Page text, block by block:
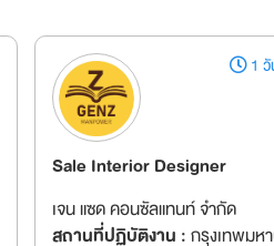
1 วั
Sale Interior Designer
เจน แซด คอนซัลแทนท์ จำกัด
สถานที่ปฏิบัติงาน :กรุงเทพมห